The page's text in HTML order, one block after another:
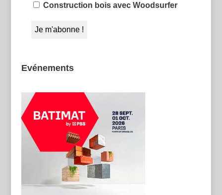
Construction bois avec Woodsurfer
Evénements